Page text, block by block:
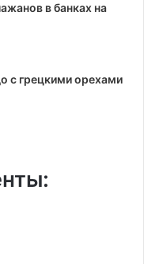
в банках на
с грецкими орехами